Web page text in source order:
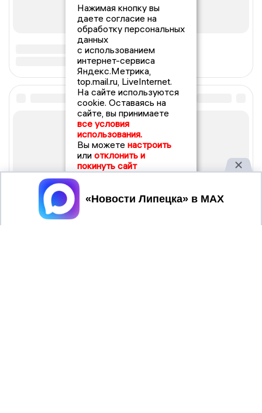
Нажимая кнопку вы
даете согласие на
обработку персональных
данных
с использованием
интернет-сервиса
Яндекс.Метрика,
top.mail.ru, LiveInternet.
На сайте используются
cookie. Оставаясь на
сайте, вы принимаете
все условия
использования.
Вы можете настроить
или отклонить и
покинуть сайт
Принять